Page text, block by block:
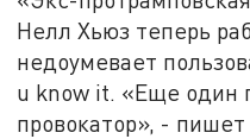
Нелл Хьюз теперь
недоумевает
u know it. «Еще один
провокатор», -